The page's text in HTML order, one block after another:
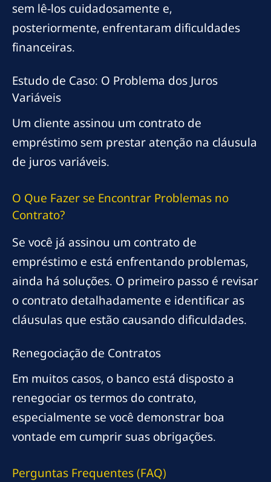
sem lê-los cuidadosamente e,
posteriormente, enfrentaram dificuldades
financeiras.
Estudo de Caso: O Problema dos Juros
Variáveis
Um cliente assinou um contrato de
empréstimo sem prestar atenção na cláusula
de juros variáveis.
O Que Fazer se Encontrar Problemas no
Contrato?
Se você já assinou um contrato de
empréstimo e está enfrentando problemas,
ainda há soluções. O primeiro passo é revisar
o contrato detalhadamente e identificar as
cláusulas que estão causando dificuldades.
Renegociação de Contratos
Em muitos casos, o banco está disposto a
renegociar os termos do contrato,
especialmente se você demonstrar boa
vontade em cumprir suas obrigações.
Perguntas Frequentes (FAQ)